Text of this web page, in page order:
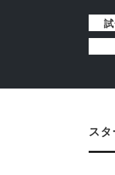
ス